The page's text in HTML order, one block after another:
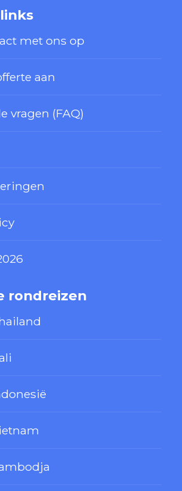
met ons op
aan
vragen (FAQ)
rondreizen